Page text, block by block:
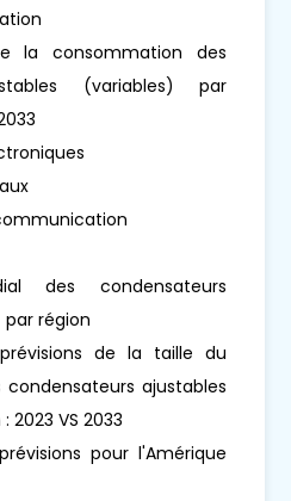
la consommation des
(variables) par
des condensateurs
région
de la taille du
ajustables
2023 VS 2033
pour l'Amérique